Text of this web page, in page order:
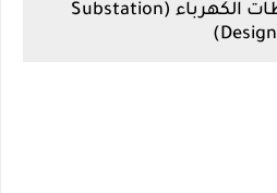
دورة تصميم محطات الكهرباء (Substation
Design)